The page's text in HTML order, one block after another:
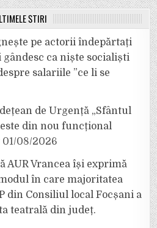
ȘTIRI
pe actorii îndepărtați
gândesc ca niște socialiști
salariile ”ce li se
de Urgență „Sfântul
din nou funcțional
01/08/2026
AUR Vrancea își exprimă
în care majoritatea
din Consiliul local Focșani a
teatrală din județ.